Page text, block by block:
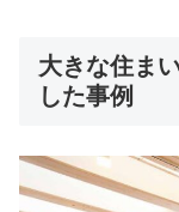
大きな住ま
した事例